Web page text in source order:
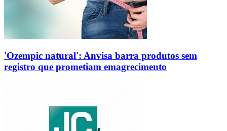
'Ozempic natural': Anvisa barra produtos sem
registro que prometiam emagrecimento